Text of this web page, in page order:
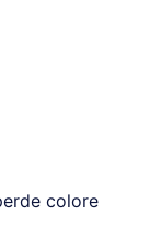
colore